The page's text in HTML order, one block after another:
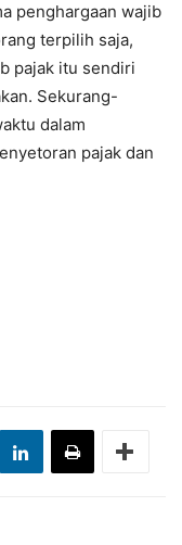
penghargaan wajib
terpilih saja,
pajak itu sendiri
Sekurang-
dalam
pajak dan